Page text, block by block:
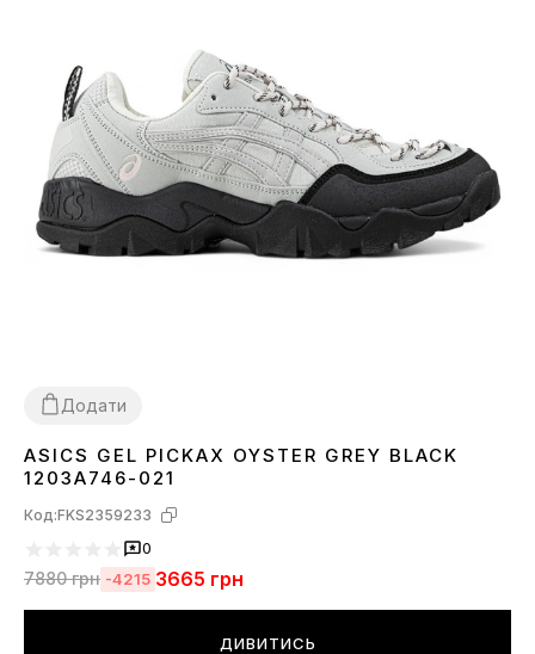
Додати
41 4243 4445
ASICS GEL PICKAX OYSTER GREY BLACK
1203A746-021
Код:FKS2359233
0
7880грн -4215 3665 грн
ДИВИТИСЬ